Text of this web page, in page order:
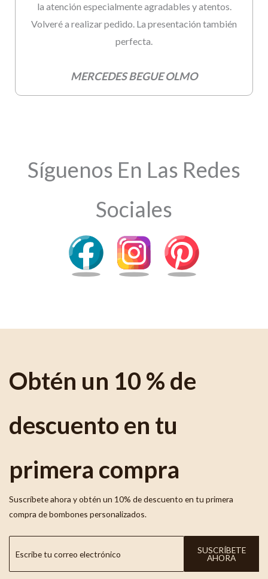
la atención especialmente agradables y atentos.
Volveré a realizar pedido. La presentación también
perfecta.
MERCEDES BEGUE OLMO
Síguenos En Las Redes
Sociales
Obtén un 10 % de
descuento en tu
primera compra
Suscríbete ahora y obtén un 10% de descuento en tu primera
compra de bombones personalizados.
SUSCRÍBETE
AHORA